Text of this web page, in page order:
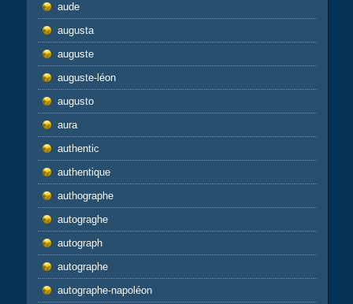
aude
augusta
auguste
auguste-léon
augusto
aura
authentic
authentique
authographe
autograghe
autograph
autographe
autographe-napoléon